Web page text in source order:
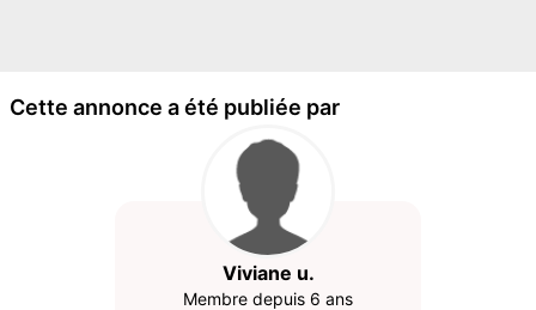
Cette annonce a été publiée par
Viviane u.
Membre depuis 6 ans